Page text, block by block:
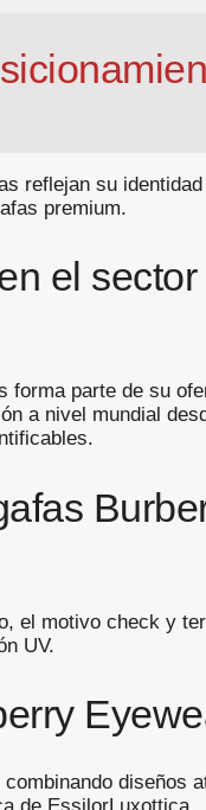
reflejan su
premium.
el
forma parte de su
a nivel mundial
el motivo check y
UV.
diseños